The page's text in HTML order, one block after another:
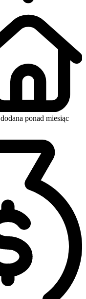
dodana ponad miesiąc